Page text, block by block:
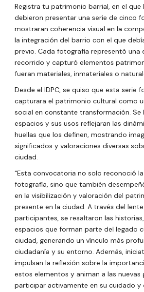
Registra tu patrimonio barrial, en el
debieron presentar una serie de cinco
mostraran coherencia visual en la
la integración del barrio con el que
previo. Cada fotografía representó una
recorrido y capturó elementos
fueran materiales, inmateriales o
Desde el IDPC, se quiso que esta serie
capturara el patrimonio cultural como
social en constante transformación. Se
espacios y sus usos reflejaran las
huellas que los definen, mostrando
significados y valoraciones diversas
ciudad.
“Esta convocatoria no solo reconoció
fotografía, sino que también
en la visibilización y valoración del
presente en la ciudad. A través del
participantes, se resaltaron las
espacios que forman parte del legado
ciudad, generando un vínculo más
ciudadanía y su entorno. Además,
impulsan la reflexión sobre la
estos elementos y animan a las nuevas
participar activamente en su cuidado y